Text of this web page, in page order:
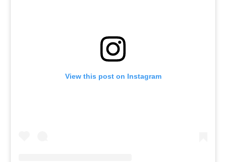
View this post on Instagram